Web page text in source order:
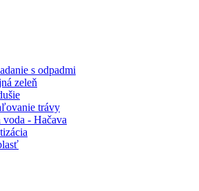
s odpadmi
zeleň
trávy
voda - Hačava